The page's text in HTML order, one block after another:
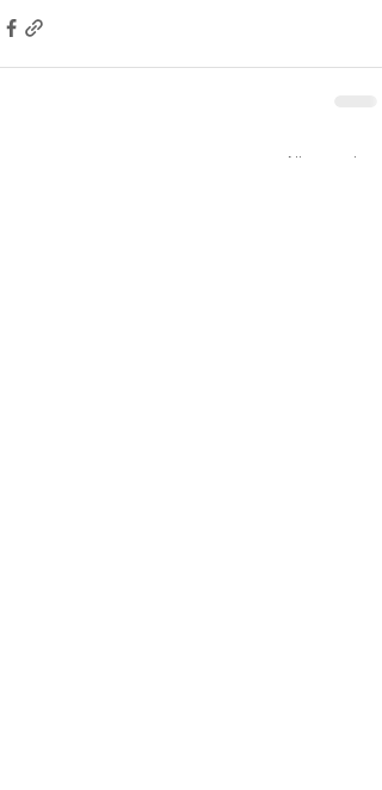
Alle ansehen